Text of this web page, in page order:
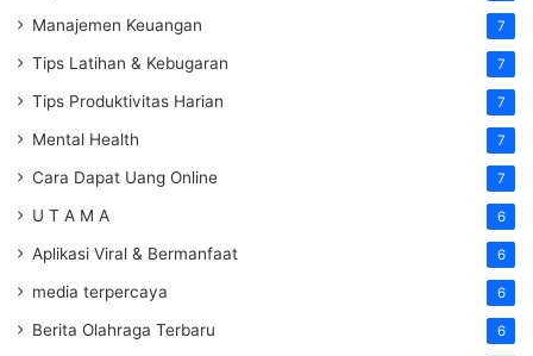
Manajemen Keuangan 7
Tips Latihan & Kebugaran 7
Tips Produktivitas Harian 7
Mental Health 7
Cara Dapat Uang Online 7
U T A M A 6
Aplikasi Viral & Bermanfaat 6
media terpercaya 6
Berita Olahraga Terbaru 6